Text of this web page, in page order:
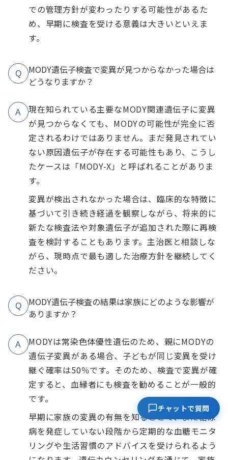
での管理方針が変わったりする可能性があるた
め、早期に検査を受ける意義は大きいといえま
す。
Q
MODY遺伝子検査で変異が見つからなかった場合は
どうなりますか？
A
現在知られている主要なMODY関連遺伝子に変異
が見つからなくても、MODYの可能性が完全に否
定されるわけではありません。まだ発見されてい
ない原因遺伝子が存在する可能性もあり、こうし
たケースは「MODY-X」と呼ばれることがありま
す。
変異が検出されなかった場合は、臨床的な特徴に
基づいて引き続き経過を観察しながら、将来的に
新たな検査法や対象遺伝子が追加された際に再検
査を検討することもあります。主治医と相談しな
がら、現時点で最も適した治療方針を継続してく
ださい。
Q
MODY遺伝子検査の結果は家族にどのような影響が
ありますか？
A
MODYは常染色体優性遺伝のため、親にMODYの
遺伝子変異がある場合、子どもが同じ変異を受け
継ぐ確率は50％です。そのため、検査で変異が確
定すると、血縁者にも検査を勧めることが一般的
です。
早期に家族の変異の有無を知ることで、まだ糖尿
病を発症していない段階から定期的な血糖モニタ
リングや生活習慣のアドバイスを受けられるよう
チャットで質問